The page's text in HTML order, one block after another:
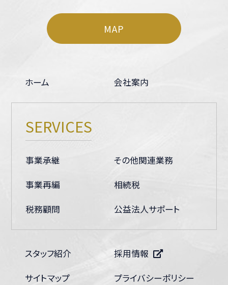
MAP
ホーム 会社案内
SERVICES
事業承継
事業再編
税務顧問
その他関連業務
相続税
公益法人サポート
スタッフ紹介 採用情報
サイトマップ プライバシーポリシー